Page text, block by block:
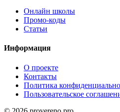
Онлайн школы
Промо-коды
Статьи
Информация
О проекте
Контакты
Политика
Пользовательское